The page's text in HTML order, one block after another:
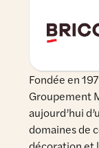
Fondée en
Groupement
aujourd’hui
domaines de